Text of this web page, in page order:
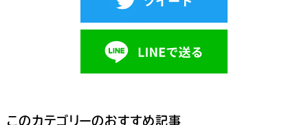
このカテゴリーのおすすめ記事